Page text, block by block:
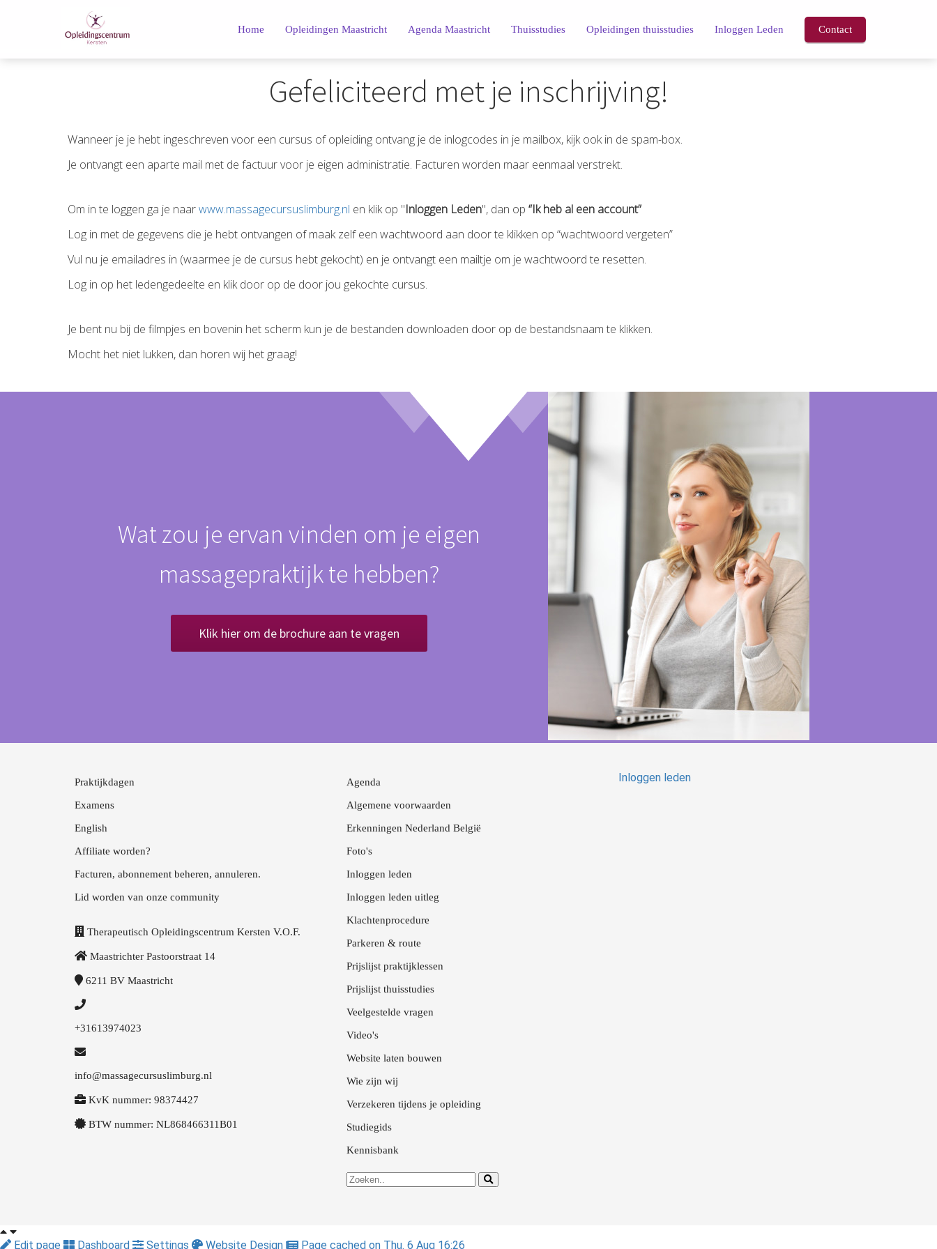
Home Opleidingen Maastricht Agenda Maastricht Thuisstudies Opleidingen thuisstudies Inloggen Leden Contact
Gefeliciteerd met je inschrijving!
Wanneer je je hebt ingeschreven voor een cursus of opleiding ontvang je de inlogcodes in je mailbox, kijk ook in de spam-box.
Je ontvangt een aparte mail met de factuur voor je eigen administratie. Facturen worden maar eenmaal verstrekt.
Om in te loggen ga je naarwww.massagecursuslimburg.nl en klik op "Inloggen Leden", dan op “Ik heb al een account”
Log in met de gegevens die je hebt ontvangen of maak zelf een wachtwoord aan door te klikken op “wachtwoord vergeten”
Vul nu je emailadres in (waarmee je de cursus hebt gekocht) en je ontvangt een mailtje om je wachtwoord te resetten.
Log in op het ledengedeelte en klik door op de door jou gekochte cursus.
Je bent nu bij de filmpjes en bovenin het scherm kun je de bestanden downloaden door op de bestandsnaam te klikken.
Mocht het niet lukken, dan horen wij het graag!
Wat zou je ervan vinden om je eigen
massagepraktijk te hebben?
Klik hier om de brochure aan te vragen
Praktijkdagen
Examens
English
Affiliate worden?
Facturen, abonnement beheren, annuleren.
Lid worden van onze community
Therapeutisch Opleidingscentrum Kersten V.O.F.
Maastrichter Pastoorstraat 14
6211 BV Maastricht
+31613974023
info@massagecursuslimburg.nl
KvK nummer: 98374427
BTW nummer: NL868466311B01
Agenda
Algemene voorwaarden
Erkenningen Nederland België
Foto's
Inloggen leden
Inloggen leden uitleg
Klachtenprocedure
Parkeren & route
Prijslijst praktijklessen
Prijslijst thuisstudies
Veelgestelde vragen
Video's
Website laten bouwen
Wie zijn wij
Verzekeren tijdens je opleiding
Studiegids
Kennisbank
Inloggen leden
Edit page Dashboard Settings Website Design Page cached on Thu. 6 Aug 16:26